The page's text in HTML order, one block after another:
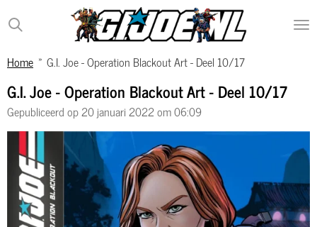
Ga
direct
de
hoofdinhoud
Home » G.I. Joe - Operation Blackout Art - Deel 10/17
G.I. Joe - Operation Blackout Art - Deel 10/17
Gepubliceerd op 20 januari 2022 om 06:09